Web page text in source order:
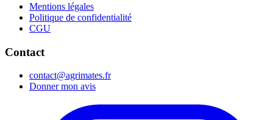
Mentions légales
Politique de confidentialité
CGU
Contact
contact@agrimates.fr
Donner mon avis